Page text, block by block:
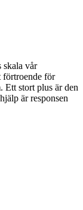
skala vår
förtroende för
Ett stort plus är den
är responsen